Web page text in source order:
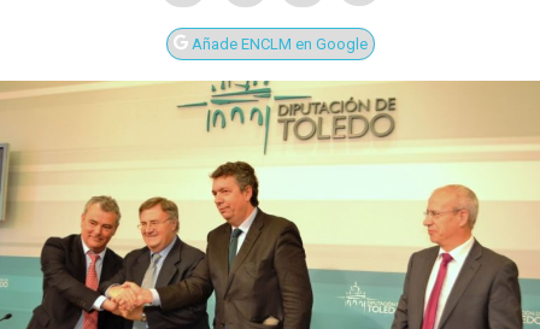
Añade ENCLM en Google